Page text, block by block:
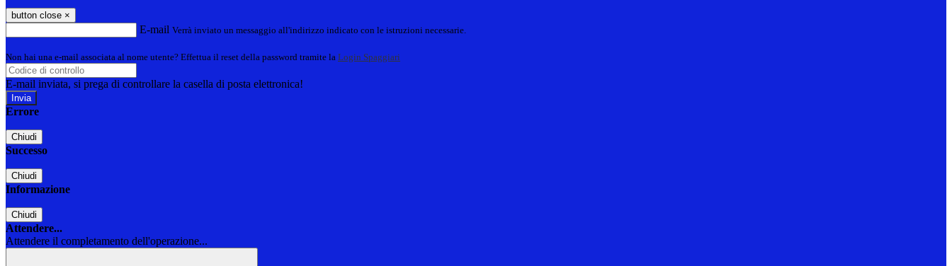
button close ×
E-mail Verrà inviato un messaggio all'indirizzo indicato con le istruzioni necessarie.
Non hai una e-mail associata al nome utente? Effettua il reset della password tramite la Login Spaggiari
E-mail inviata, si prega di controllare la casella di posta elettronica!
Errore
Chiudi
Successo
Chiudi
Informazione
Chiudi
Attendere...
Attendere il completamento dell'operazione...